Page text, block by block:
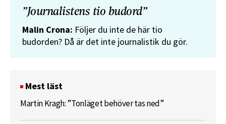
”Journalistens tio budord”
Malin Crona: Följer du inte de här tio
budorden? Då är det inte journalistik du gör.
Mest läst
Martin Kragh: ”Tonläget behöver tas ned”